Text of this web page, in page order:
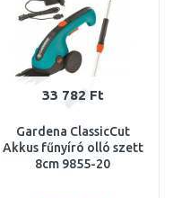
33 782 Ft
Gardena ClassicCut
Akkus fűnyíró olló szett
8cm 9855-20